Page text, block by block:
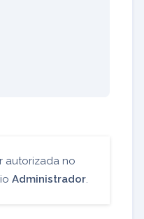
autorizada no
Administrador.